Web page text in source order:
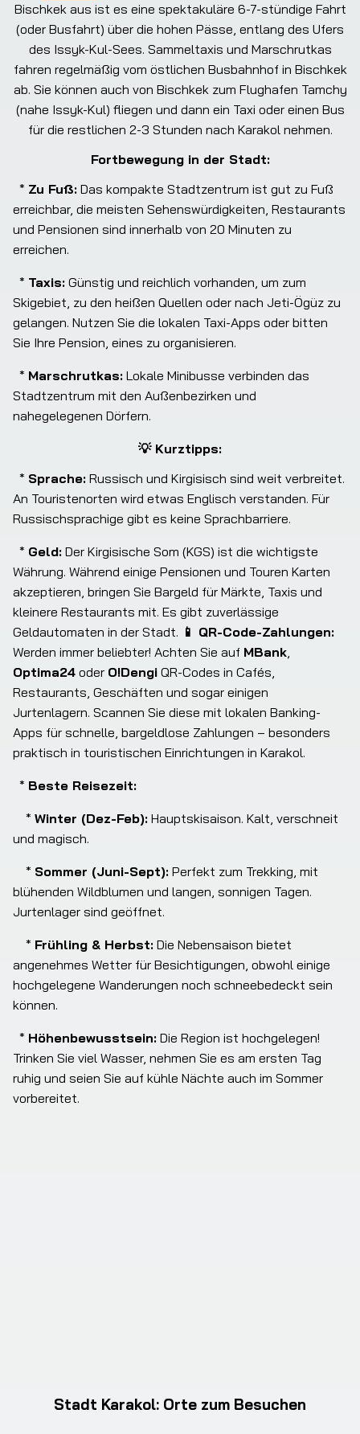
Bischkek aus ist es eine spektakuläre 6-7-stündige Fahrt
(oder Busfahrt) über die hohen Pässe, entlang des Ufers
des Issyk-Kul-Sees. Sammeltaxis und Marschrutkas
fahren regelmäßig vom östlichen Busbahnhof in Bischkek
ab. Sie können auch von Bischkek zum Flughafen Tamchy
(nahe Issyk-Kul) fliegen und dann ein Taxi oder einen Bus
für die restlichen 2-3 Stunden nach Karakol nehmen.
Fortbewegung in der Stadt:
  *
Zu Fuß: Das kompakte Stadtzentrum ist gut zu Fuß
erreichbar, die meisten Sehenswürdigkeiten, Restaurants
und Pensionen sind innerhalb von 20 Minuten zu
erreichen.
  *
Taxis: Günstig und reichlich vorhanden, um zum
Skigebiet, zu den heißen Quellen oder nach Jeti-Ögüz zu
gelangen. Nutzen Sie die lokalen Taxi-Apps oder bitten
Sie Ihre Pension, eines zu organisieren.
  *
Marschrutkas: Lokale Minibusse verbinden das
Stadtzentrum mit den Außenbezirken und
nahegelegenen Dörfern.
💡 Kurztipps:
  *
Sprache: Russisch und Kirgisisch sind weit verbreitet.
An Touristenorten wird etwas Englisch verstanden. Für
Russischsprachige gibt es keine Sprachbarriere.
  *
Geld: Der Kirgisische Som (KGS) ist die wichtigste
Währung. Während einige Pensionen und Touren Karten
akzeptieren, bringen Sie Bargeld für Märkte, Taxis und
kleinere Restaurants mit. Es gibt zuverlässige
Geldautomaten in der Stadt. 📱 QR-Code-Zahlungen:
Werden immer beliebter! Achten Sie auf MBank
Optima24 oder O!Dengi QR-Codes in Cafés,
Restaurants, Geschäften und sogar einigen
Jurtenlagern. Scannen Sie diese mit lokalen Banking-
Apps für schnelle, bargeldlose Zahlungen – besonders
praktisch in touristischen Einrichtungen in Karakol.
  *
Beste Reisezeit:
    *
Winter (Dez-Feb): Hauptskisaison. Kalt, verschneit
und magisch.
    *
Sommer (Juni-Sept): Perfekt zum Trekking, mit
blühenden Wildblumen und langen, sonnigen Tagen.
Jurtenlager sind geöffnet.
    *
Frühling & Herbst: Die Nebensaison bietet
angenehmes Wetter für Besichtigungen, obwohl einige
hochgelegene Wanderungen noch schneebedeckt sein
können.
  *
Höhenbewusstsein: Die Region ist hochgelegen!
Trinken Sie viel Wasser, nehmen Sie es am ersten Tag
ruhig und seien Sie auf kühle Nächte auch im Sommer
vorbereitet.
Stadt Karakol: Orte zum Besuchen